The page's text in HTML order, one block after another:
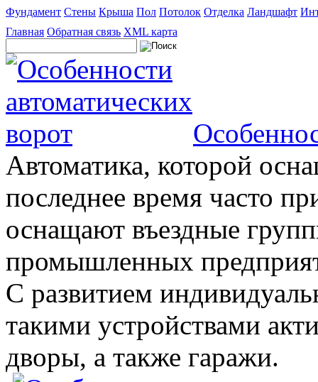
Фундамент Стены Крыша Пол Потолок Отделка Ландшафт
Главная Обратная связь XML карта
Автоматика, которой
последнее время часто
оснащают въездные
промышленных
С развитием
такими устройствами
дворы, а также гаражи.